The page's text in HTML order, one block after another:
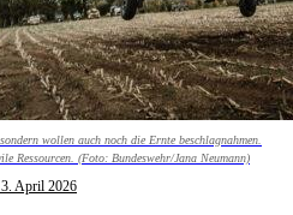
wollen auch noch die Ernte beschlagnahmen.
(Foto: Bundeswehr/Jana Neumann)
April 2026